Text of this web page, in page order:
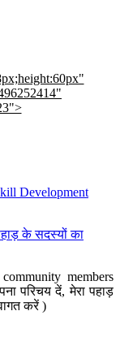
Development
के सदस्यों का
members
परिचय दें, मेरा पहाड़
करें )